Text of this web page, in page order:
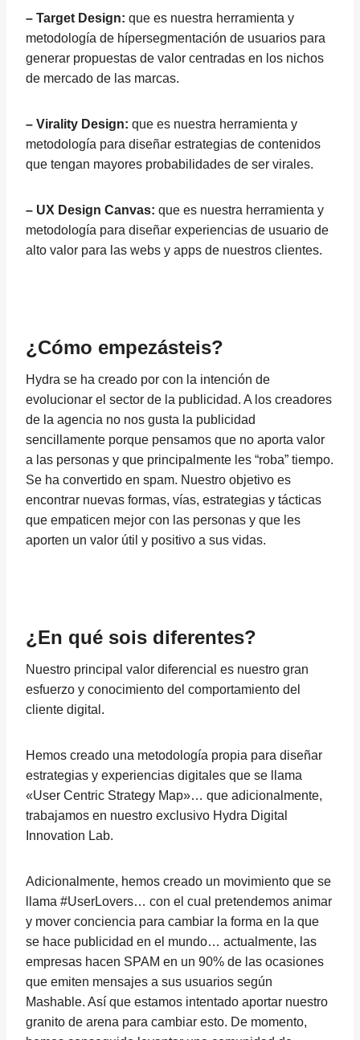
– Target Design: que es nuestra herramienta y
metodología de hípersegmentación de usuarios para
generar propuestas de valor centradas en los nichos
de mercado de las marcas.
– Virality Design: que es nuestra herramienta y
metodología para diseñar estrategias de contenidos
que tengan mayores probabilidades de ser virales.
– UX Design Canvas: que es nuestra herramienta y
metodología para diseñar experiencias de usuario de
alto valor para las webs y apps de nuestros clientes.
¿Cómo empezásteis?
Hydra se ha creado por con la intención de
evolucionar el sector de la publicidad. A los creadores
de la agencia no nos gusta la publicidad
sencillamente porque pensamos que no aporta valor
a las personas y que principalmente les “roba” tiempo.
Se ha convertido en spam. Nuestro objetivo es
encontrar nuevas formas, vías, estrategias y tácticas
que empaticen mejor con las personas y que les
aporten un valor útil y positivo a sus vidas.
¿En qué sois diferentes?
Nuestro principal valor diferencial es nuestro gran
esfuerzo y conocimiento del comportamiento del
cliente digital.
Hemos creado una metodología propia para diseñar
estrategias y experiencias digitales que se llama
«User Centric Strategy Map»… que adicionalmente,
trabajamos en nuestro exclusivo Hydra Digital
Innovation Lab.
Adicionalmente, hemos creado un movimiento que se
llama #UserLovers… con el cual pretendemos animar
y mover conciencia para cambiar la forma en la que
se hace publicidad en el mundo… actualmente, las
empresas hacen SPAM en un 90% de las ocasiones
que emiten mensajes a sus usuarios según
Mashable. Así que estamos intentado aportar nuestro
granito de arena para cambiar esto. De momento,